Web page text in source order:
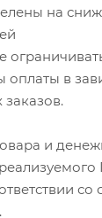
на
оплаты в
и